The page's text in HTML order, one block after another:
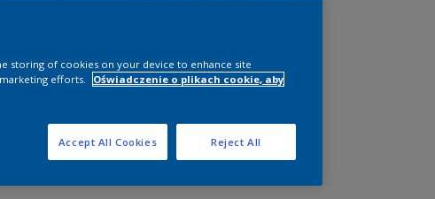
storing of cookies on your device to enhance site
efforts.
Oświadczenie o plikach cookie, aby
Reject All
Accept All Cookies